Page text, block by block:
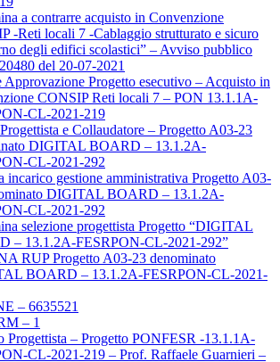
a contrarre acquisto in Convenzione
-Reti locali 7 -Cablaggio strutturato e sicuro
degli edifici scolastici” – Avviso pubblico
del 20-07-2021
Approvazione Progetto esecutivo – Acquisto in
CONSIP Reti locali 7 – PON 13.1.1A-
CL-2021-219
e Collaudatore – Progetto A03-23
DIGITAL BOARD – 13.1.2A-
CL-2021-292
incarico gestione amministrativa Progetto A03-
DIGITAL BOARD – 13.1.2A-
CL-2021-292
selezione progettista Progetto “DIGITAL
– 13.1.2A-FESRPON-CL-2021-292”
RUP Progetto A03-23 denominato
BOARD – 13.1.2A-FESRPON-CL-2021-
– 6635521
– 1
Progettista – Progetto PONFESR -13.1.1A-
CL-2021-219 – Prof. Raffaele Guarnieri –